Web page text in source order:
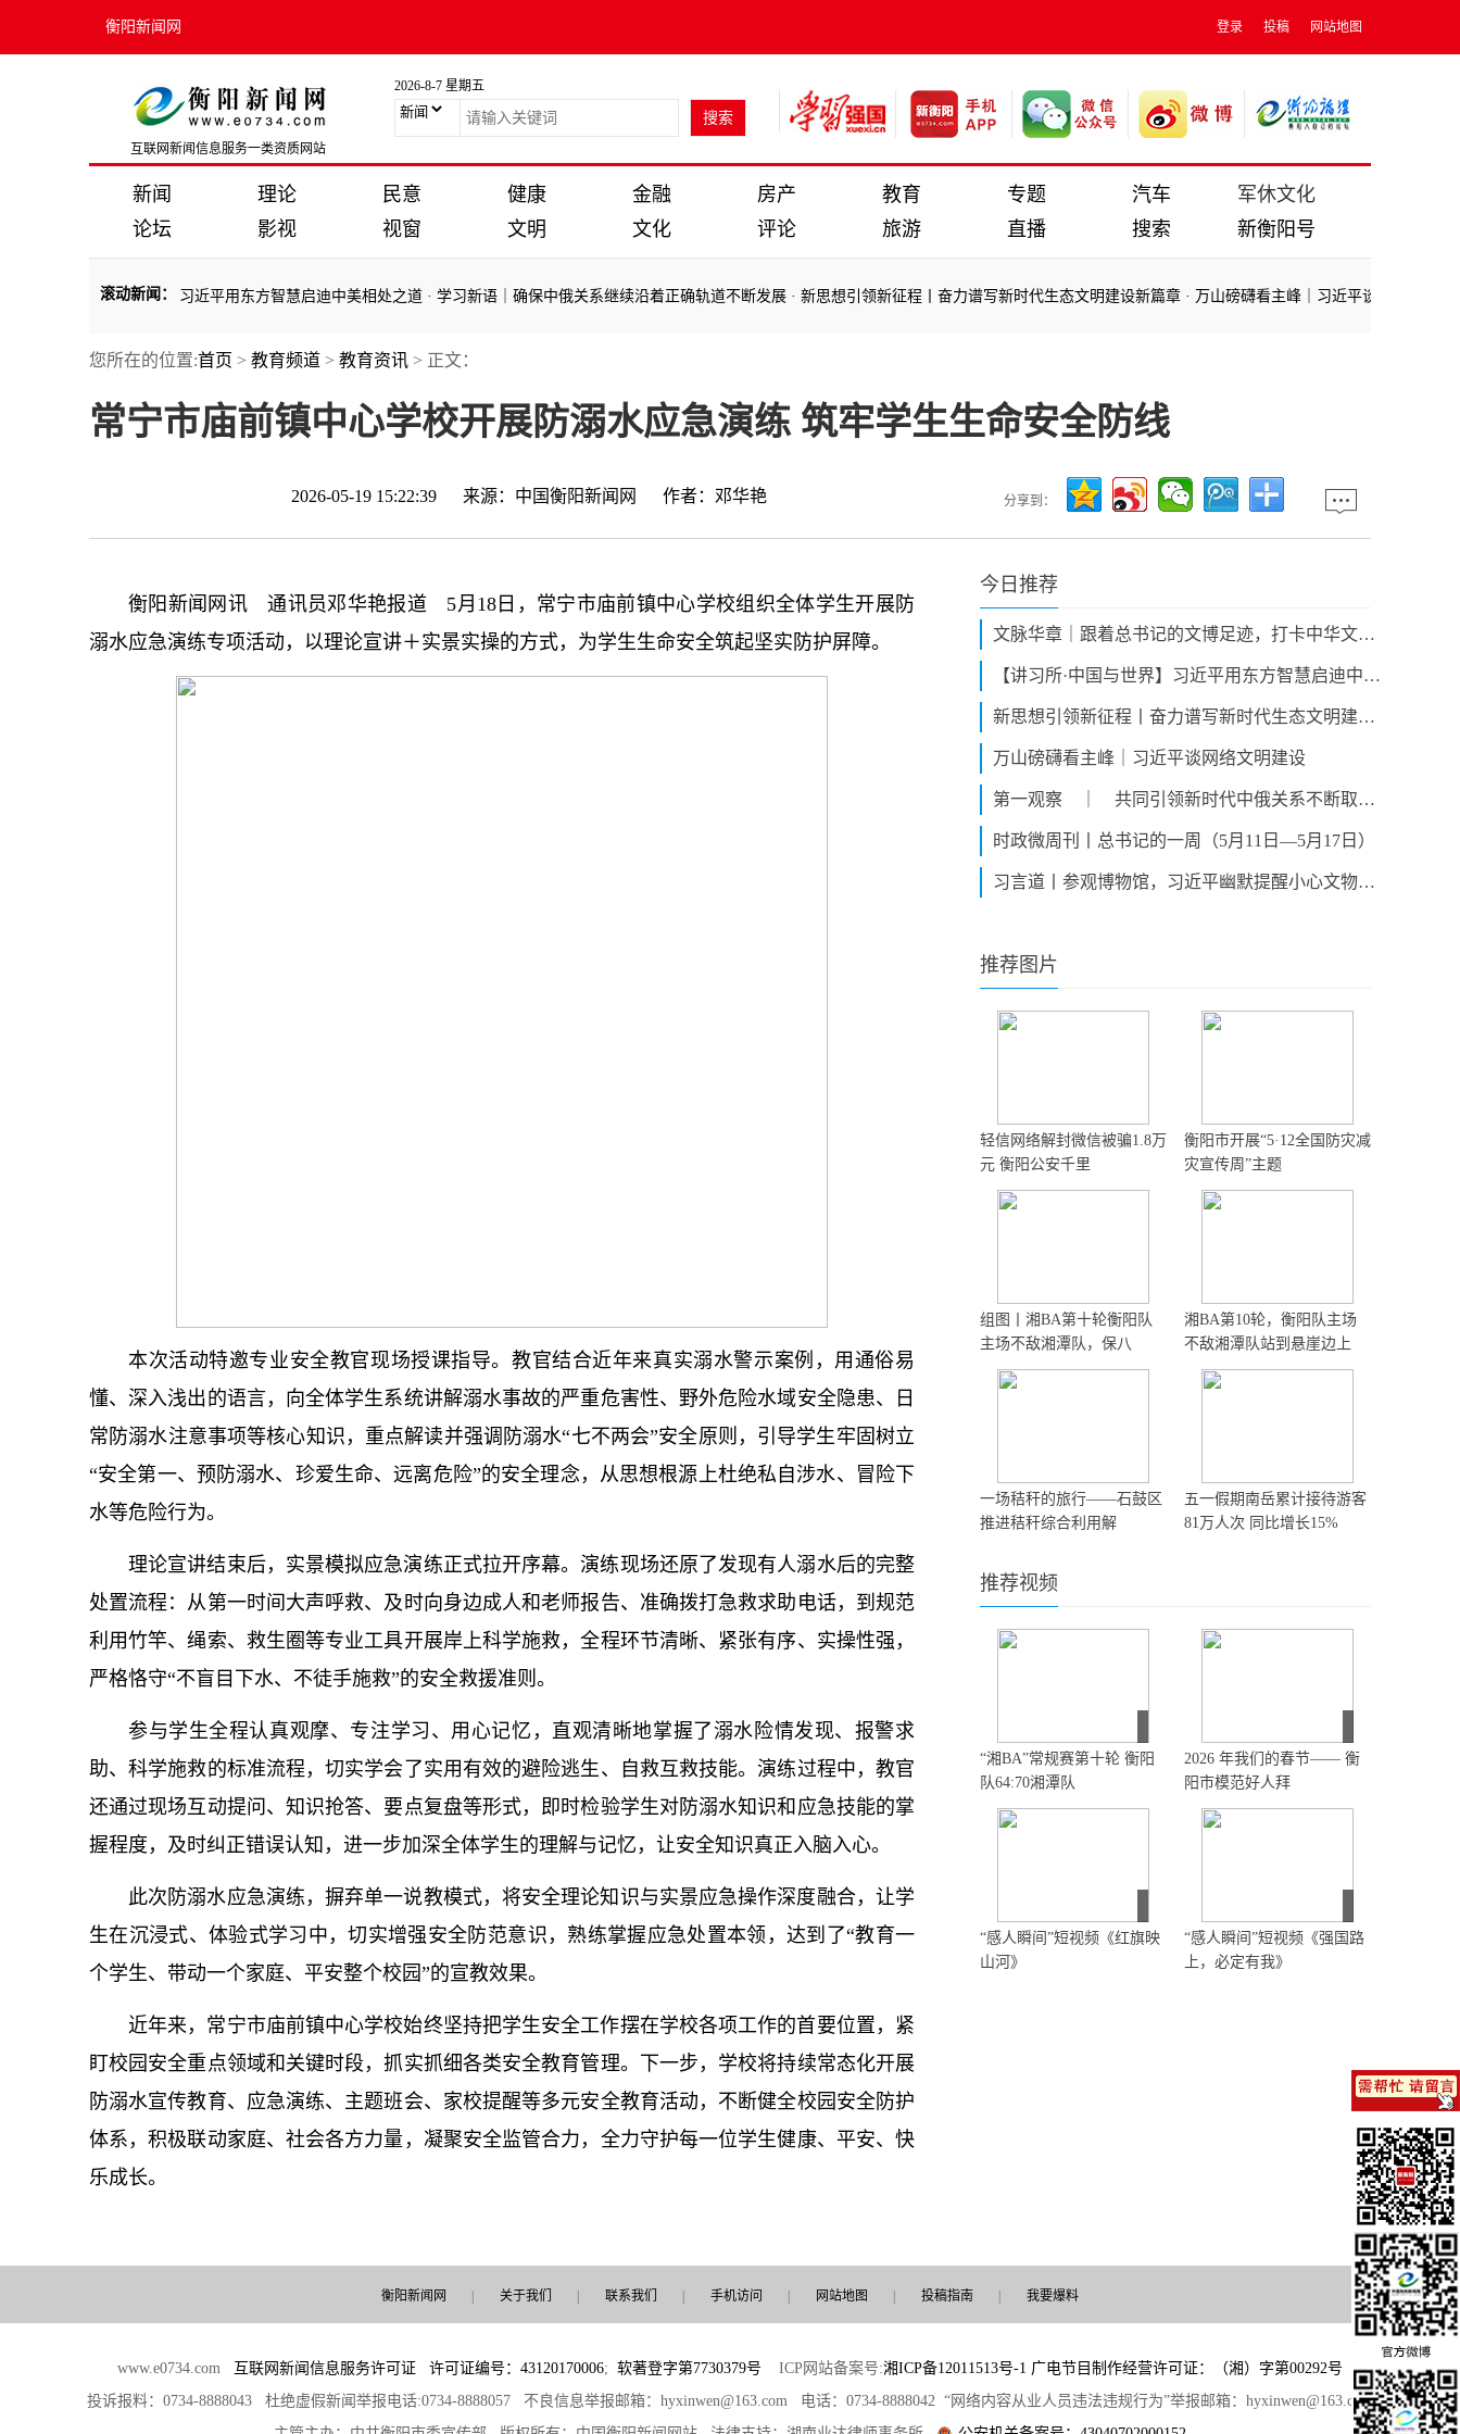
衡阳新闻网 登录 投稿 网站地图
互联网新闻信息服务一类资质网站
2026-8-7 星期五
新闻 理论 民意 健康 金融 房产 教育 专题 汽车
军休文化
论坛
影视 视窗 文明 文化 评论 旅游 直播 搜索 新衡阳号
滚动新闻 ：
【讲习所·中国与世界】习近平用东方智慧启迪中美相处之道·学习新语｜确保中俄关系继续沿着正确轨道不断发展·新思想引领新征程丨奋力谱写新时代生态文明建设新篇章·万山磅礴看主峰｜习近平谈网络文明建设
【讲习所·中国与世界】习近平用东方智慧启迪中美相处之道 · 学习新语｜确保中俄关系继续沿着正确轨道不断发展
您所在的位置:首页 > 教育频道 > 教育资讯 > 正文：
常宁市庙前镇中心学校开展防溺水应急演练 筑牢学生生命安全防线
2026-05-19 15:22:39 来源： 中国衡阳新闻网 作者：邓华艳 分享到：
衡阳新闻网讯 通讯员邓华艳报道 5月18日，常宁市庙前镇中心学校组织全体学生开展防
溺水应急演练专项活动，以理论宣讲＋实景实操的方式，为学生生命安全筑起坚实防护屏障。
本次活动特邀专业安全教官现场授课指导。教官结合近年来真实溺水警示案例，用通俗易
懂、深入浅出的语言，向全体学生系统讲解溺水事故的严重危害性、野外危险水域安全隐患、日
常防溺水注意事项等核心知识，重点解读并强调防溺水“七不两会”安全原则，引导学生牢固树立
“安全第一、预防溺水、珍爱生命、远离危险”的安全理念，从思想根源上杜绝私自涉水、冒险下
水等危险行为。
理论宣讲结束后，实景模拟应急演练正式拉开序幕。演练现场还原了发现有人溺水后的完整
处置流程：从第一时间大声呼救、及时向身边成人和老师报告、准确拨打急救求助电话，到规范
利用竹竿、绳索、救生圈等专业工具开展岸上科学施救，全程环节清晰、紧张有序、实操性强，
严格恪守“不盲目下水、不徒手施救”的安全救援准则。
参与学生全程认真观摩、专注学习、用心记忆，直观清晰地掌握了溺水险情发现、报警求
助、科学施救的标准流程，切实学会了实用有效的避险逃生、自救互救技能。演练过程中，教官
还通过现场互动提问、知识抢答、要点复盘等形式，即时检验学生对防溺水知识和应急技能的掌
握程度，及时纠正错误认知，进一步加深全体学生的理解与记忆，让安全知识真正入脑入心。
此次防溺水应急演练，摒弃单一说教模式，将安全理论知识与实景应急操作深度融合，让学
生在沉浸式、体验式学习中，切实增强安全防范意识，熟练掌握应急处置本领，达到了“教育一
个学生、带动一个家庭、平安整个校园”的宣教效果。
近年来，常宁市庙前镇中心学校始终坚持把学生安全工作摆在学校各项工作的首要位置，紧
盯校园安全重点领域和关键时段，抓实抓细各类安全教育管理。下一步，学校将持续常态化开展
防溺水宣传教育、应急演练、主题班会、家校提醒等多元安全教育活动，不断健全校园安全防护
体系，积极联动家庭、社会各方力量，凝聚安全监管合力，全力守护每一位学生健康、平安、快
乐成长。
今日推荐
文脉华章｜跟着总书记的文博足迹，打卡中华文明瑰宝
【讲习所·中国与世界】习近平用东方智慧启迪中美相处之道
新思想引领新征程丨奋力谱写新时代生态文明建设新篇章
万山磅礴看主峰｜习近平谈网络文明建设
第一观察 ｜ 共同引领新时代中俄关系不断取得新成果
时政微周刊丨总书记的一周（5月11日—5月17日）
习言道丨参观博物馆，习近平幽默提醒小心文物，“砸了我得负责”
推荐图片
轻信网络解封微信被骗1.8万
元 衡阳公安千里
衡阳市开展“5·12全国防灾减
灾宣传周”主题
组图丨湘BA第十轮衡阳队
主场不敌湘潭队，保八
湘BA第10轮，衡阳队主场
不敌湘潭队站到悬崖边上
一场秸秆的旅行——石鼓区
推进秸秆综合利用解
五一假期南岳累计接待游客
81万人次 同比增长15%
推荐视频
“湘BA”常规赛第十轮 衡阳
队64:70湘潭队
2026 年我们的春节—— 衡
阳市模范好人拜
“感人瞬间”短视频《红旗映
山河》
“感人瞬间”短视频《强国路
上，必定有我》
衡阳新闻网 关于我们 联系我们 手机访问 网站地图 投稿指南 我要爆料
www.e0734.com 互联网新闻信息服务许可证 许可证编号：43120170006; 软著登字第7730379号 ICP网站备案号:湘ICP备12011513号-1 广电节目制作经营许可证：（湘）字第00292号
投诉报料：0734-8888043 杜绝虚假新闻举报电话:0734-8888057 不良信息举报邮箱：hyxinwen@163.com 电话：0734-8888042 “网络内容从业人员违法违规行为”举报邮箱：hyxinwen@163.com